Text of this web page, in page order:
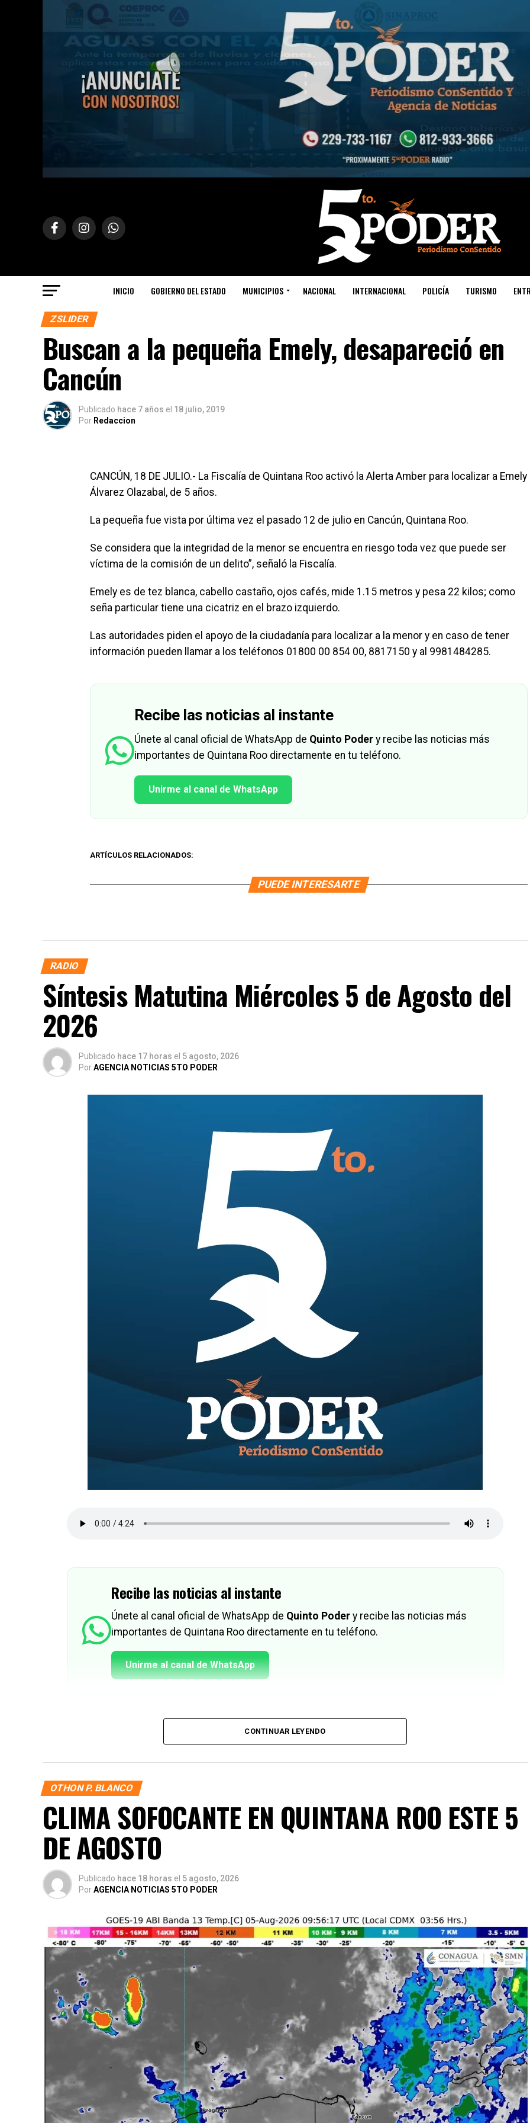
INICIO GOBIERNO DEL ESTADO MUNICIPIOS NACIONAL INTERNACIONAL POLICÍA TURISMO
ZSLIDER
Buscan a la pequeña Emely, desapareció en
Cancún
Publicado hace 7 años el 18 julio, 2019
Por Redaccion
CANCÚN, 18 DE JULIO.- La Fiscalía de Quintana Roo activó la Alerta Amber para localizar a Emely
Álvarez Olazabal, de 5 años.
La pequeña fue vista por última vez el pasado 12 de julio en Cancún, Quintana Roo.
Se considera que la integridad de la menor se encuentra en riesgo toda vez que puede ser
víctima de la comisión de un delito”, señaló la Fiscalía.
Emely es de tez blanca, cabello castaño, ojos cafés, mide 1.15 metros y pesa 22 kilos; como
seña particular tiene una cicatriz en el brazo izquierdo.
Las autoridades piden el apoyo de la ciudadanía para localizar a la menor y en caso de tener
información pueden llamar a los teléfonos 01800 00 854 00, 8817150 y al 9981484285.
Recibe las noticias al instante
Únete al canal oficial de WhatsApp de Quinto Poder y recibe las noticias más
importantes de Quintana Roo directamente en tu teléfono.
Unirme al canal de WhatsApp
ARTÍCULOS RELACIONADOS:
PUEDE INTERESARTE
RADIO
Síntesis Matutina Miércoles 5 de Agosto del
2026
Publicado hace 17 horas el 5 agosto, 2026
PorAGENCIA NOTICIAS 5TO PODER
Recibe las noticias al instante
Únete al canal oficial de WhatsApp de Quinto Poder y recibe las noticias más
importantes de Quintana Roo directamente en tu teléfono.
Unirme al canal de WhatsApp
CONTINUAR LEYENDO
OTHON P. BLANCO
CLIMA SOFOCANTE EN QUINTANA ROO ESTE 5
DE AGOSTO
Publicado hace 18 horas el 5 agosto, 2026
PorAGENCIA NOTICIAS 5TO PODER